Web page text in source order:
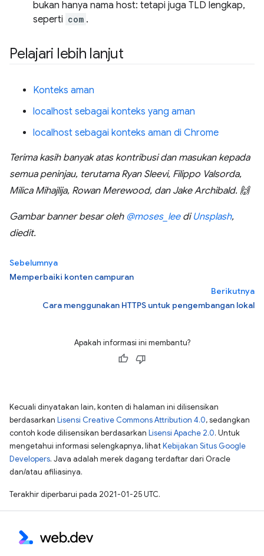
bukan hanya nama host: tetapi juga TLD lengkap,
seperti com .
Pelajari lebih lanjut
Konteks aman
localhost sebagai konteks yang aman
localhost sebagai konteks aman di Chrome
Terima kasih banyak atas kontribusi dan masukan kepada
semua peninjau, terutama Ryan Sleevi, Filippo Valsorda,
Milica Mihajlija, Rowan Merewood, dan Jake Archibald. 🙌
Gambar banner besar oleh @moses_leediUnsplash,
diedit.
Sebelumnya
Memperbaiki konten campuran
Berikutnya
Cara menggunakan HTTPS untuk pengembangan lokal
Apakah informasi ini membantu?
Kecuali dinyatakan lain, konten di halaman ini dilisensikan
berdasarkan Lisensi Creative Commons Attribution 4.0, sedangkan
contoh kode dilisensikan berdasarkan Lisensi Apache 2.0. Untuk
mengetahui informasi selengkapnya, lihatKebijakan Situs Google
Developers. Java adalah merek dagang terdaftar dari Oracle
dan/atau afiliasinya.
Terakhir diperbarui pada 2021-01-25 UTC.